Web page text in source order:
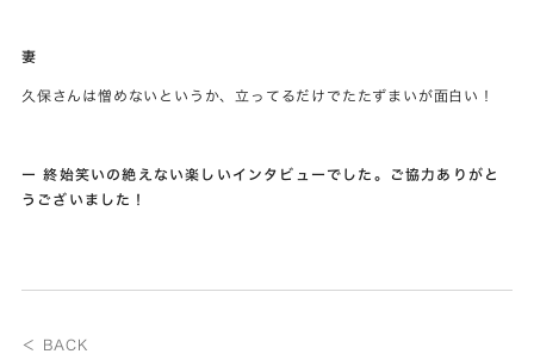
妻
久保さんは憎めないというか、立ってるだけでたたずまいが面白い！
ー 終始笑いの絶えない楽しいインタビューでした。ご協力ありがと
うございました！
＜ BACK